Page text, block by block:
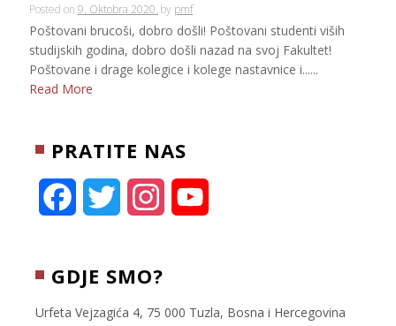
Posted on 9. Oktobra 2020. by pmf
Poštovani brucoši, dobro došli! Poštovani studenti viših
studijskih godina, dobro došli nazad na svoj Fakultet!
Poštovane i drage kolegice i kolege nastavnice i......
Read More
PRATITE NAS
c
e
i
t
t
T
GDJE SMO?
Urfeta Vejzagića 4, 75 000 Tuzla, Bosna i Hercegovina